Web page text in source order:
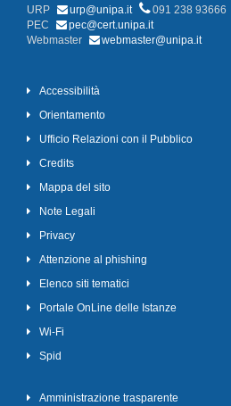
URP
urp@unipa.it
091 238 93666
PEC
pec@cert.unipa.it
Webmaster
webmaster@unipa.it
Accessibilità
Orientamento
Ufficio Relazioni con il Pubblico
Credits
Mappa del sito
Note Legali
Privacy
Attenzione al phishing
Elenco siti tematici
Portale OnLine delle Istanze
Wi-Fi
Spid
Amministrazione trasparente